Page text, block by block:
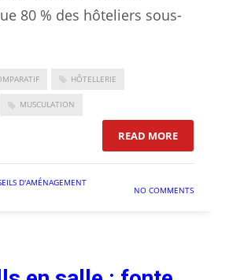
80 % des hôteliers sous-
HÔTELLERIE
MUSCULATION
READ MORE:
D'AMÉNAGEMENT
NO COMMENTS